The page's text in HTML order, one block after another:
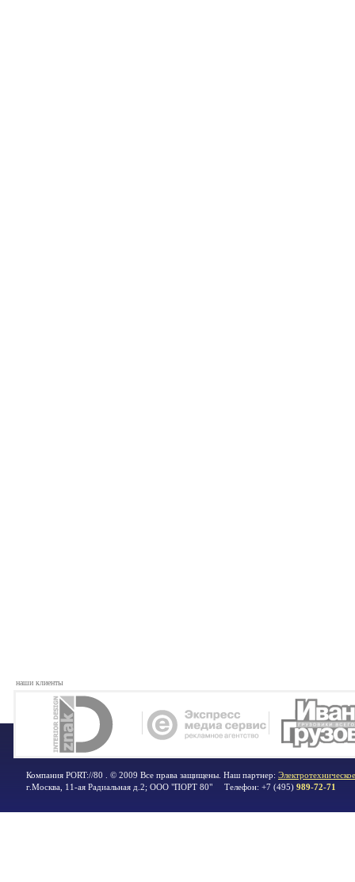
наши клиенты
Компания PORT://80 . © 2009 Все права защищены. Наш партнер:
г.Москва 11-ая Радиальная д.2; ООО "ПОРТ 80" Телефон: +7 (495) 989-72-71